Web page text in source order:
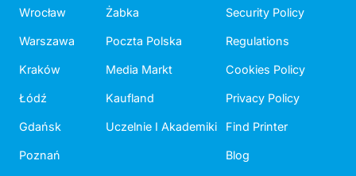
Wrocław
Warszawa
Kraków
Łódź
Gdańsk
Poznań
Żabka
Poczta Polska
Media Markt
Kaufland
Uczelnie I Akademiki
Security Policy
Regulations
Cookies Policy
Privacy Policy
Find Printer
Blog